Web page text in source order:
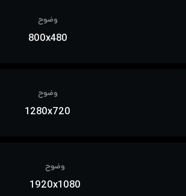
وضوح
800x480
وضوح
1280x720
وضوح
1920x1080